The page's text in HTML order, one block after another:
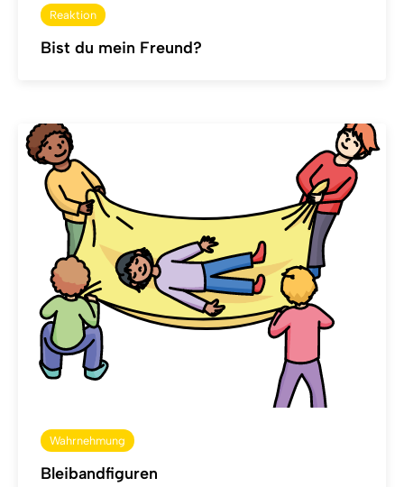
Reaktion
Bist du mein Freund?
Wahrnehmung
Bleibandfiguren